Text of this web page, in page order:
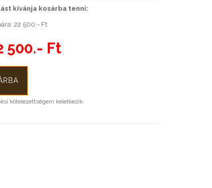
kívánja kosárba tenni:
22 500.- Ft
500.- Ft
kötelezettségem keletkezik.